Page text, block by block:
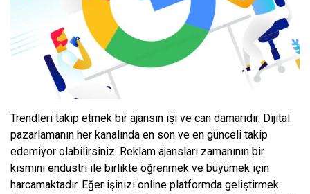
Trendleri takip etmek bir ajansın işi ve can damarıdır. Dijital
pazarlamanın her kanalında en son ve en günceli takip
edemiyor olabilirsiniz. Reklam ajansları zamanının bir
kısmını endüstri ile birlikte öğrenmek ve büyümek için
harcamaktadır. Eğer işinizi online platformda geliştirmek